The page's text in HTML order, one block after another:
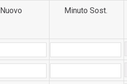
Nuovo Minuto Sost.